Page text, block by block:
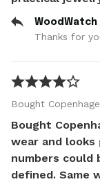
WoodWatch
Thanks for
Bought
Bought
wear and
numbers could
defined. Same